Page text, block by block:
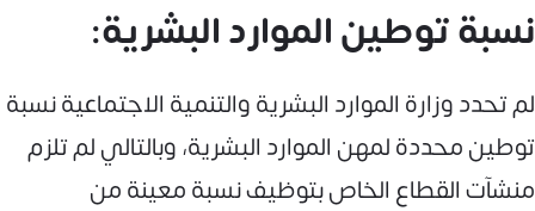
نسبة توطين الموارد البشرية:
لم تحدد وزارة الموارد البشرية والتنمية الاجتماعية نسبة
توطين محددة لمهن الموارد البشرية، وبالتالي لم تلزم
منشآت القطاع الخاص بتوظيف نسبة معينة من